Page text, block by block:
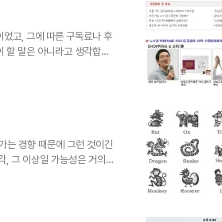
뉴스(News)를 직역하여
들" 쯤으로 해석되거..
고, 그에 따른 구독료나 후
할 말은 아니라고 생각합니
인한 불편함을 최소화해
줄 만 하다고 하겠으나...
표방하는 기사는 정식 기
는 경향 때문에 그런 것이긴
, 그 이상일 가능성은 거의
니다. 어떻게 고작 한 두 줄